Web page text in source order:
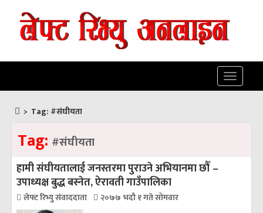
Toggle
> Tag: #संघीयता
Tag: #संघीयता
हामी संघीयतालाई जनस्तरमा पुराउने अभियानमा छौँ –
उपाध्यक्ष बुद्ध बस्नेत, ऐरावती गाउँपालिका
लेफ्ट रिभ्यु संवाददाता २०७७ भदौ १ गते सोमवार